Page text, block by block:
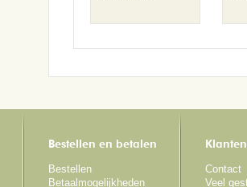
Bestellen en betalen
Bestellen
Betaalmogelijkheden
Contact
Veel